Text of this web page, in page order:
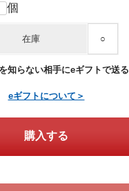
個
在庫 ○
知らない相手にeギフトで送る
eギフトについて＞